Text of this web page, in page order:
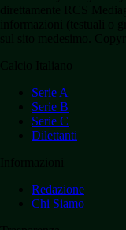
Serie A
Serie B
Serie C
Dilettanti
Redazione
Chi Siamo